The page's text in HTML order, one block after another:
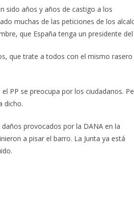
sido años y años de castigo a los
muchas de las peticiones de los
que España tenga un presidente del
que trate a todos con el mismo rasero
PP se preocupa por los ciudadanos.
dicho.
provocados por la DANA en la
a pisar el barro. La Junta ya está